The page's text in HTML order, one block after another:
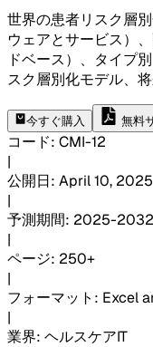
世界の患者リスク層
ウェアとサービス）
ドベース）、タイプ
スク層別化モデル、
今すぐ購入 無料
コード: CMI-12
|
公開日: April 10, 2025
|
予測期間: 2025-2032
|
ページ: 250+
|
フォーマット : Excel
|
業界: ヘルスケアIT